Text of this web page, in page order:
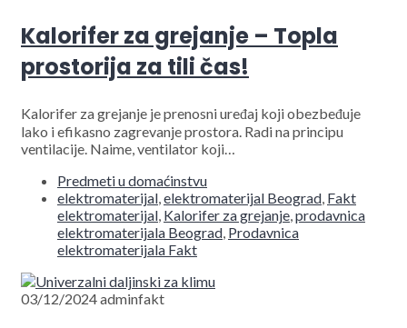
Kalorifer za grejanje – Topla
prostorija za tili čas!
Kalorifer za grejanje je prenosni uređaj koji obezbeđuje
lako i efikasno zagrevanje prostora. Radi na principu
ventilacije. Naime, ventilator koji…
Predmeti u domaćinstvu
elektromaterijal,elektromaterijal Beograd, Fakt
elektromaterijal, Kalorifer za grejanje,prodavnica
elektromaterijala Beograd, Prodavnica
elektromaterijala Fakt
03/12/2024adminfakt